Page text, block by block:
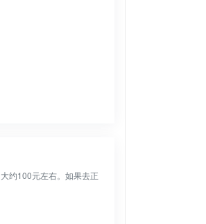
约100元左右。如果去正